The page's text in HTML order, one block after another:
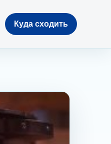
Куда сходить